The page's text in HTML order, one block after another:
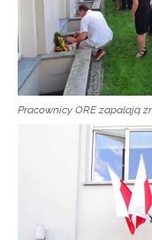
Pracownicy ORE zapalają